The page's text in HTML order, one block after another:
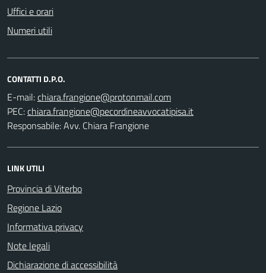
Uffici e orari
Numeri utili
CONTATTI D.P.O.
E-mail:
PEC:
Responsabile: Avv. Chiara Frangione
LINK UTILI
Provincia di Viterbo
Regione Lazio
Informativa privacy
Note legali
Dichiarazione di accessibilità